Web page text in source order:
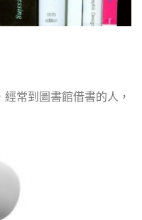
常到圖書館借書的人，